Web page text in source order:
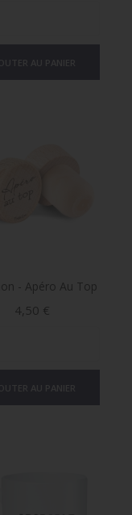
- Apéro Au Top
Prix
4,50 €